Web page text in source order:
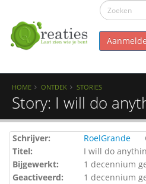
HOME ONTDEK STORIES
Story: I will do
Schrijver: RoelGrande
Titel:
I will do
Bijgewerkt:
1 decennium
Geactiveerd:
1 decennium